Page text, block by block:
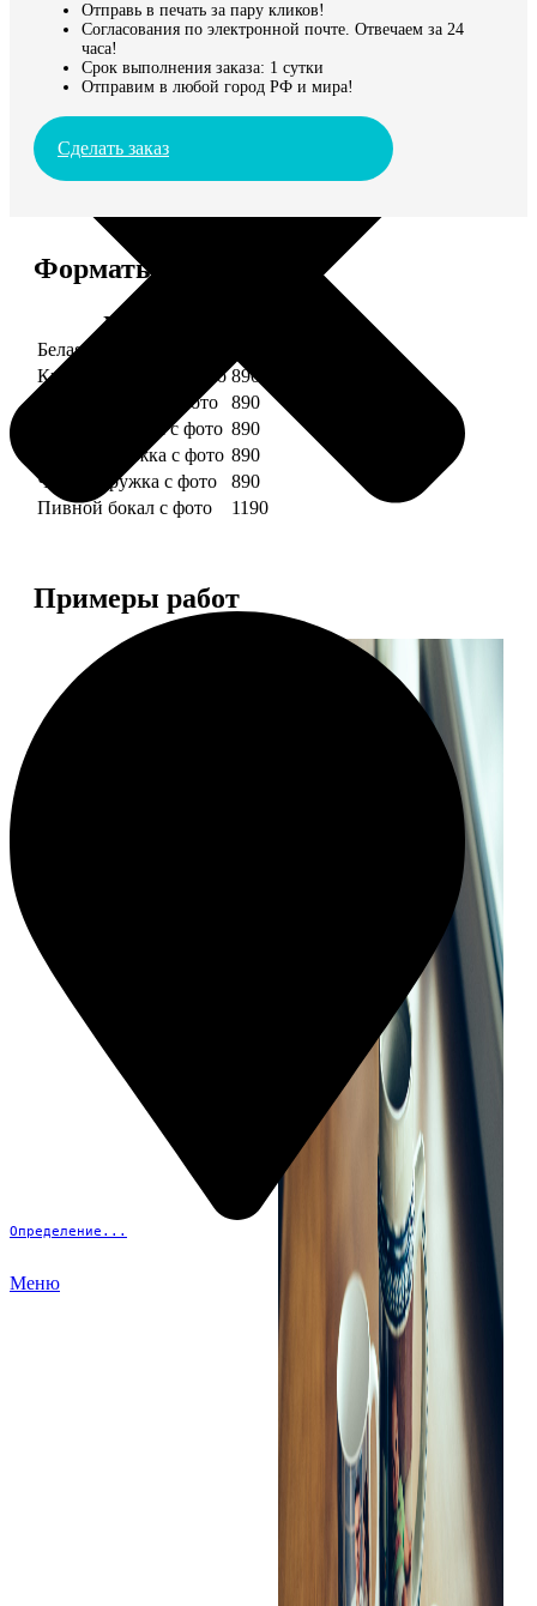
Определение...
Меню
Отправь в печать за пару кликов!
Согласования по электронной почте. Отвечаем за 24
часа!
Срок выполнения заказа: 1 сутки
Отправим в любой город РФ и мира!
Сделать заказ
Форматы и цены
Услуга
Белая кружка с фото
Красная кружка с фото 890
Желтая кружка с фото
890
Зеленая кружка с фото 890
Голубая кружка с фото 890
Черная кружка с фото
890
Пивной бокал с фото
1190
Примеры работ